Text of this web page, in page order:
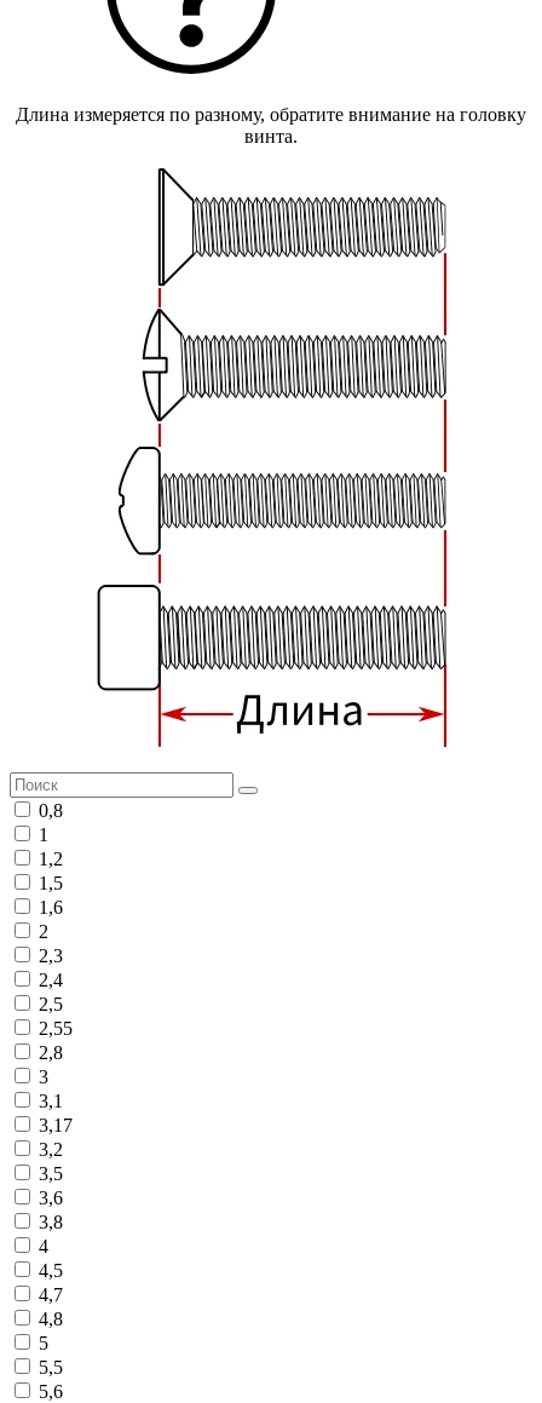
Длина измеряется по разному, обратите внимание на головку
винта.
0,8
1
1,2
1,5
1,6
2
2,3
2,4
2,5
2,55
2,8
3
3,1
3,17
3,2
3,5
3,6
3,8
4
4,5
4,7
4,8
5
5,5
5,6